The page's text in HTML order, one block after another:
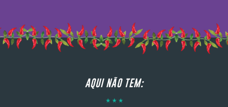
AQUI NÃO TEM: